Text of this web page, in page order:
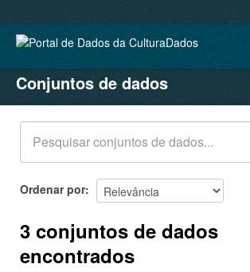
CONJUNTOS DE DADOS
ORGANIZAÇÕES
GRUPOS
SOBRE
Conjuntos de dados
Ordenar por
3 conjuntos de dados
encontrados